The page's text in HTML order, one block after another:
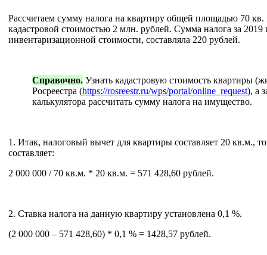
Рассчитаем сумму налога на квартиру общей площадью 70
кадастровой стоимостью 2 млн. рублей. Сумма налога за 2019
инвентаризационной стоимости, составляла 220 рублей.
Справочно. Узнать кадастровую стоимость квартиры
Росреестра (https://rosreestr.ru/wps/portal/online_request), а
калькулятора рассчитать сумму налога на имущество.
1. Итак, налоговый вычет для квартиры составляет 20 кв.м.,
составляет:
2 000 000 / 70 кв.м. * 20 кв.м. = 571 428,60 рублей.
2. Ставка налога на данную квартиру установлена 0,1 %.
(2 000 000 – 571 428,60) * 0,1 % = 1428,57 рублей.